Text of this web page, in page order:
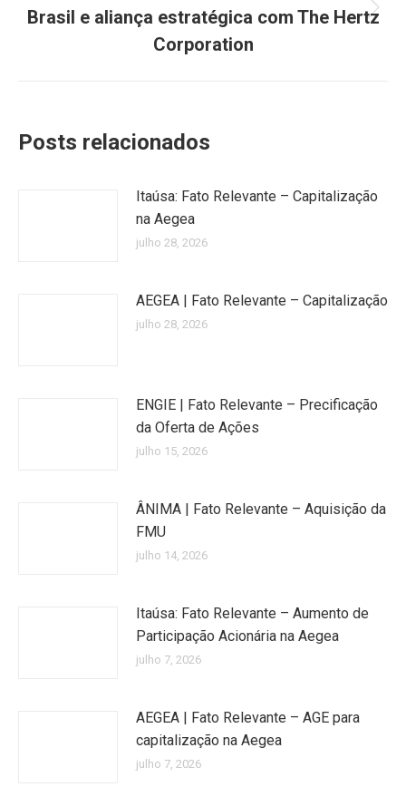
Próximo
post:
Brasil e aliança estratégica com The Hertz
Corporation
Posts relacionados
Itaúsa: Fato Relevante – Capitalização
na Aegea
julho 28, 2026
AEGEA | Fato Relevante – Capitalização
julho 28, 2026
ENGIE | Fato Relevante – Precificação
da Oferta de Ações
julho 15, 2026
ÂNIMA | Fato Relevante – Aquisição da
FMU
julho 14, 2026
Itaúsa: Fato Relevante – Aumento de
Participação Acionária na Aegea
julho 7, 2026
AEGEA | Fato Relevante – AGE para
capitalização na Aegea
julho 7, 2026